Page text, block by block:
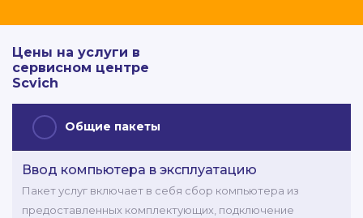
Цены на услуги в
сервисном центре
Scvich
Общие пакеты
Ввод компьютера в эксплуатацию
Пакет услуг включает в себя сбор компьютера из
предоставленных комплектующих, подключение